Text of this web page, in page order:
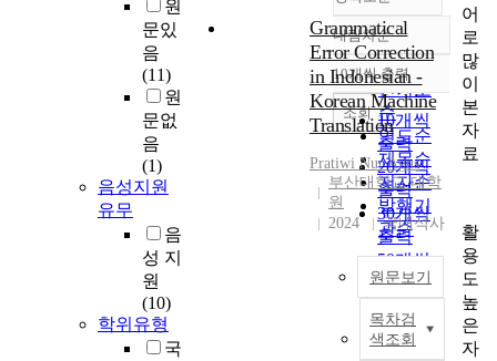
원
문있
음
(11)
원
문없
음
(1)
음성지원
유무
음
성 지
원
(10)
학위유형
국
정확도
순
인기도
순
연도순
제목순
저자순
발행기
관순
내림차순
내림차순
10개씩 출력
10개씩
출력
20개씩
출력
30개씩
출력
50개씩
출력
출력
조회
Grammatical
Error Correction
in Indonesian -
Korean Machine
Translation
Pratiwi Nur Agus
부산대학교 대학
원
2024
국내석사
원문보기
목차검
색조회
어
로
많
이
본
자
료
활
용
도
높
은
자